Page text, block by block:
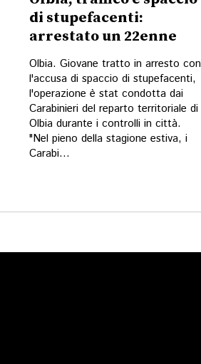
di stupefacenti:
arrestato un 22enne
Olbia. Giovane tratto in arresto con
l'accusa di spaccio di stupefacenti,
l'operazione è stat condotta dai
Carabinieri del reparto territoriale di
Olbia durante i controlli in città.
"Nel pieno della stagione estiva, i
Carabi...